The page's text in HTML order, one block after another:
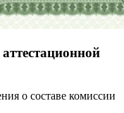
о составе комиссии